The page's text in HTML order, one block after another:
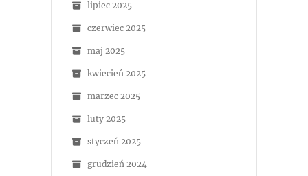
lipiec 2025
czerwiec 2025
maj 2025
kwiecień 2025
marzec 2025
luty 2025
styczeń 2025
grudzień 2024